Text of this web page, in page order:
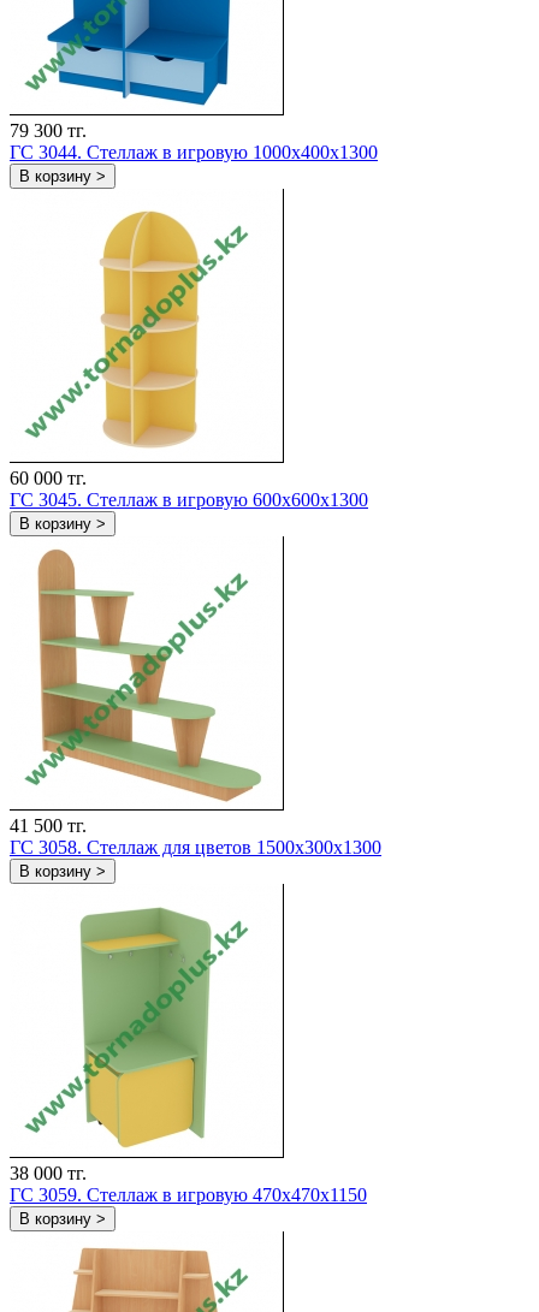
79 300 тг.
ГС 3044. Стеллаж в игровую 1000x400x1300
В корзину >
60 000 тг.
ГС 3045. Стеллаж в игровую 600x600x1300
В корзину >
41 500 тг.
ГС 3058. Стеллаж для цветов 1500x300x1300
В корзину >
38 000 тг.
ГС 3059. Стеллаж в игровую 470x470x1150
В корзину >